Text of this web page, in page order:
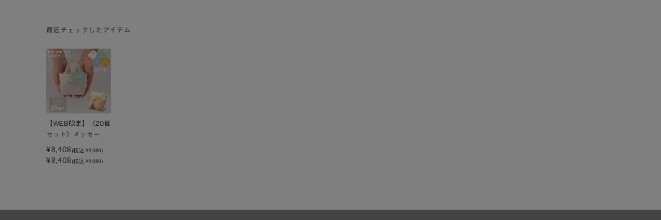
最近チェックしたアイテム
【WEB限定】《20個
セット》メッセージ
付きミニトートクッ
キーラズベリー
¥8,408 (税込 ¥9,080)
¥8,408 (税込 ¥9,080)